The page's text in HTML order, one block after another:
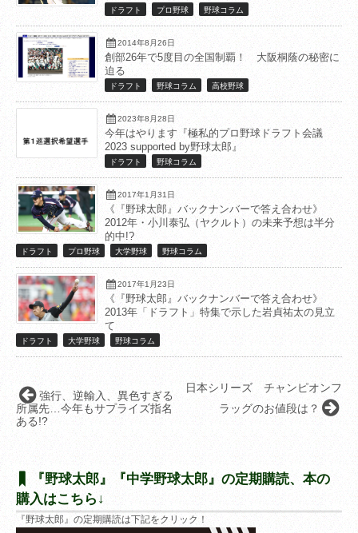
ドラフト プロ野球 野球コラム
2014年8月26日
創部26年で5度目の全国制覇！ 大阪桐蔭の秘密に
迫る
ドラフト 野球コラム 高校野球
2023年8月28日
今年はやります『極私的プロ野球ドラフト会議
2023 supported by野球太郎』
ドラフト 野球コラム
2017年1月31日
《『野球太郎』バックナンバーで答え合わせ》
2012年・小川泰弘（ヤクルト）の未来予想は半分
的中!?
ドラフト プロ野球 大学野球 野球コラム
2017年1月23日
《『野球太郎』バックナンバーで答え合わせ》
2013年「ドラフト」特集で示した岩貞祐太の見立
て
ドラフト 大学野球 野球コラム
日本シリーズ チャンピオンフ
ラッグのお値段は？
強行、逆輸入、異色すぎる
所属先…今年もサプライズ指名
ある!?
『野球太郎』『中学野球太郎』の定期購読、本の
購入はこちら↓
『野球太郎』の定期購読は下記をクリック！